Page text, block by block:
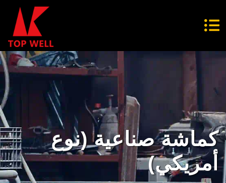
كماشة صناعية (نوع
أمريكي)